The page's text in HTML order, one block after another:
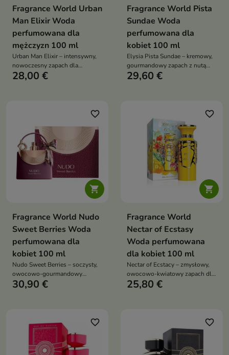
Fragrance World Urban
Man Elixir Woda
perfumowana dla
mężczyzn 100 ml
Urban Man Elixir – intensywny,
nowoczesny zapach dla
mężczyzn, łączący świeżość
28,00 €
Fragrance World Pista
Sundae Woda
perfumowana dla
kobiet 100 ml
Elysia Pista Sundae – kremowy,
gourmandowy zapach z nutą
pistacji, lodów i wanilii, który
29,60 €

favorite_border
Fragrance World Nudo
Sweet Berries Woda
perfumowana dla
kobiet 100 ml
Nudo Sweet Berries – soczysty,
owocowo-gourmandowy
zapach pełen słodyczy i
30,90 €

favorite_border
Fragrance World
Nectar of Ecstasy
Woda perfumowana
dla kobiet 100 ml
Nectar of Ecstacy – zmysłowy,
owocowo-kwiatowy zapach dla
kobiet, który łączy świeżość
25,80 €
favorite_border favorite_border